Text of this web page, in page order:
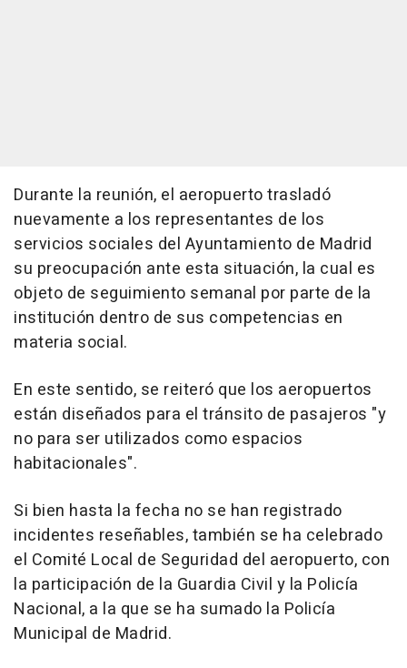
Durante la reunión, el aeropuerto trasladó
nuevamente a los representantes de los
servicios sociales del Ayuntamiento de Madrid
su preocupación ante esta situación, la cual es
objeto de seguimiento semanal por parte de la
institución dentro de sus competencias en
materia social.
En este sentido, se reiteró que los aeropuertos
están diseñados para el tránsito de pasajeros "y
no para ser utilizados como espacios
habitacionales".
Si bien hasta la fecha no se han registrado
incidentes reseñables, también se ha celebrado
el Comité Local de Seguridad del aeropuerto, con
la participación de la Guardia Civil y la Policía
Nacional, a la que se ha sumado la Policía
Municipal de Madrid.